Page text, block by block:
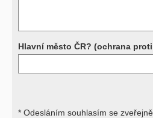
Hlavní město ČR? (ochrana
* Odesláním souhlasím se